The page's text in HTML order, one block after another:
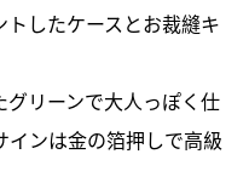
したケースとお裁縫キ
リーンで大人っぽく仕
インは金の箔押しで高級